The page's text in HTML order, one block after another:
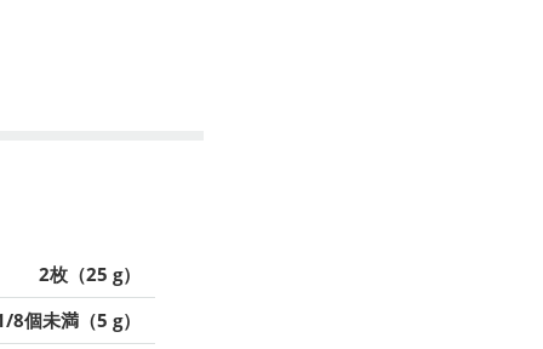
2枚（25 g）
8個未満（5 g）